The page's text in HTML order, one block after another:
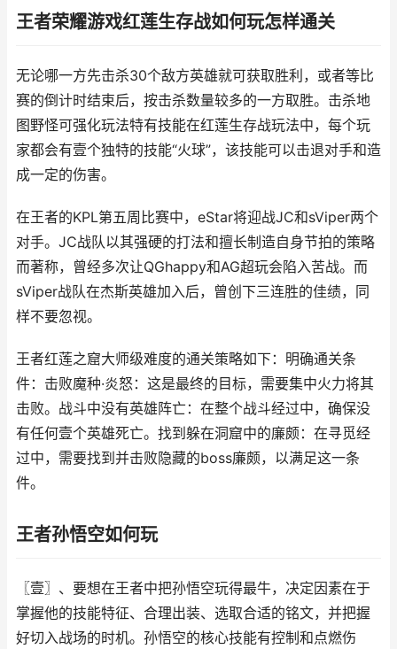
王者荣耀游戏红莲生存战如何玩怎样通关
无论哪一方先击杀30个敌方英雄就可获取胜利，或者等比
赛的倒计时结束后，按击杀数量较多的一方取胜。击杀地
图野怪可强化玩法特有技能在红莲生存战玩法中，每个玩
家都会有壹个独特的技能“火球”，该技能可以击退对手和造
成一定的伤害。
在王者的KPL第五周比赛中，eStar将迎战JC和sViper两个
对手。JC战队以其强硬的打法和擅长制造自身节拍的策略
而著称，曾经多次让QGhappy和AG超玩会陷入苦战。而
sViper战队在杰斯英雄加入后，曾创下三连胜的佳绩，同
样不要忽视。
王者红莲之窟大师级难度的通关策略如下：明确通关条
件：击败魔种·炎怒：这是最终的目标，需要集中火力将其
击败。战斗中没有英雄阵亡：在整个战斗经过中，确保没
有任何壹个英雄死亡。找到躲在洞窟中的廉颇：在寻觅经
过中，需要找到并击败隐藏的boss廉颇，以满足这一条
件。
王者孙悟空如何玩
〖壹〗、要想在王者中把孙悟空玩得最牛，决定因素在于
掌握他的技能特征、合理出装、选取合适的铭文，并把握
好切入战场的时机。孙悟空的核心技能有控制和点燃伤